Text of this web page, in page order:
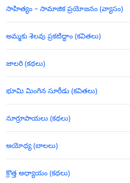
సాహిత్యం – సామాజిక ప్రయోజనం (వ్యాసం)
అమ్మకు శెలవు ప్రకటిద్దాం (కవితలు)
జాలరి (కథలు)
భూమి మింగిన సూరీడు (కవితలు)
నూర్రూపాయలు (కథలు)
అయోధ్య (బాలలు)
క్రొత్త అధ్యాయం (కథలు)